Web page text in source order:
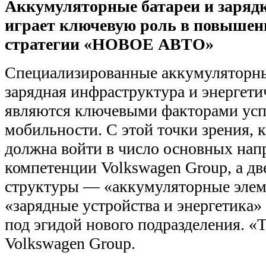
Аккумуляторные батареи и
играет ключевую роль в
стратегии «НОВОЕ АВТО»
Специализированные
зарядная инфраструктура и
являются ключевыми факторами
мобильности. С этой точки зрения,
должна войти в число основных
компетенции Volkswagen Group, а
структуры — «аккумуляторные
«зарядные устройства и
под эгидой нового подразделения.
Volkswagen Group.